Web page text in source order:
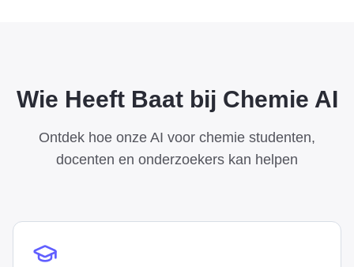
Wie Heeft Baat bij Chemie AI
Ontdek hoe onze AI voor chemie studenten,
docenten en onderzoekers kan helpen